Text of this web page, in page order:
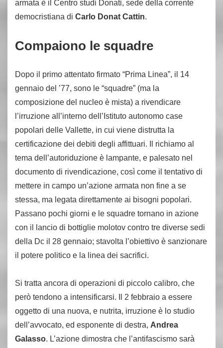
armata è il Centro studi Donati, sede della corrente
democristiana di Carlo Donat Cattin.
Compaiono le squadre
Dopo il primo attentato firmato “Prima Linea”, il 14
gennaio del ’77, sono le “squadre” (ma la
composizione del nucleo è mista) a rivendicare
l’irruzione all’interno dell’Istituto autonomo case
popolari delle Vallette, in cui viene distrutta la
certificazione dei debiti degli affittuari. Il richiamo al
tema dell’autoriduzione è lampante, e palesato nel
documento di rivendicazione, così come il tentativo di
mettere in campo un’azione armata non fine a se
stessa, ma legata direttamente ai bisogni popolari.
Passano pochi giorni e le squadre tornano in azione
con il lancio di bottiglie molotov contro tre diverse sedi
della Dc il 28 gennaio; stavolta l’obiettivo è sanzionare
il potere politico e la linea dei sacrifici.
Si tratta ancora di operazioni di piccolo calibro, che
però tendono a intensificarsi. Il 2 febbraio a essere
oggetto di una nuova, e nutrita, irruzione è lo studio
dell’avvocato, ed esponente di destra, Andrea
Galasso. L’azione dimostra che l’antifascismo sarà